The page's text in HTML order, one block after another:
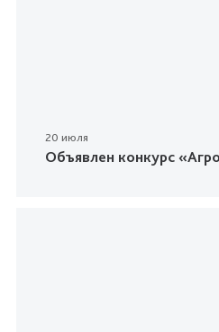
20 июля
Объявлен конкурс